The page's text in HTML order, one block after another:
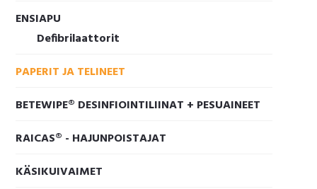
ENSIAPU
Defibrilaattorit
PAPERIT JA TELINEET
BETEWIPE® DESINFIOINTILIINAT + PESUAINEET
RAICAS® - HAJUNPOISTAJAT
KÄSIKUIVAIMET